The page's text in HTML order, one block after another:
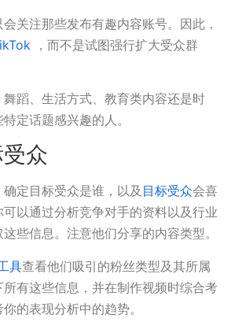
关注那些发布有趣内容账号。因此，
，而不是试图强行扩大受众群
蹈、生活方式、教育类内容还是时
定话题感兴趣的人。
众
定目标受众是谁，以及 目标受众会喜
以通过分析竞争对手的资料以及行业
些信息。注意他们分享的内容类型。
具查看他们吸引的粉丝类型及其所属
有这些信息，并在制作视频时综合考
的表现分析中的趋势。